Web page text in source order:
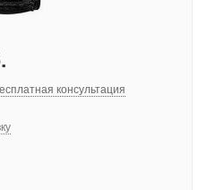
консультация